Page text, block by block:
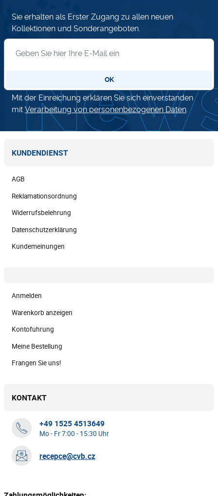
Sie erhalten als Erster Zugang zu allen neuen
Kollektionen und Sonderangeboten.
OK
Mit der Einreichung erklären Sie sich einverstanden
mit Verarbeitung von personenbezogenen Daten.
KUNDENDIENST
AGB
Reklamationsordnung
Widerrufsbelehrung
Datenschutzerklärung
Kundemeinungen
Anmelden
Warenkorb anzeigen
Kontofuhrung
Meine Bestellung
Frangen Sie uns!
KONTAKT
+49 1525 4513649
Mo - Fr 7:00 - 15:30 Uhr
recepce@cvb.cz